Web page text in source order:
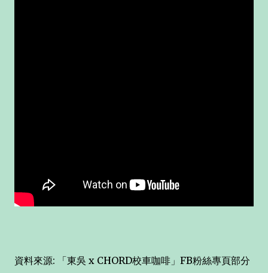
資料來源: 「東吳 x CHORD校車咖啡」FB粉絲專頁部分